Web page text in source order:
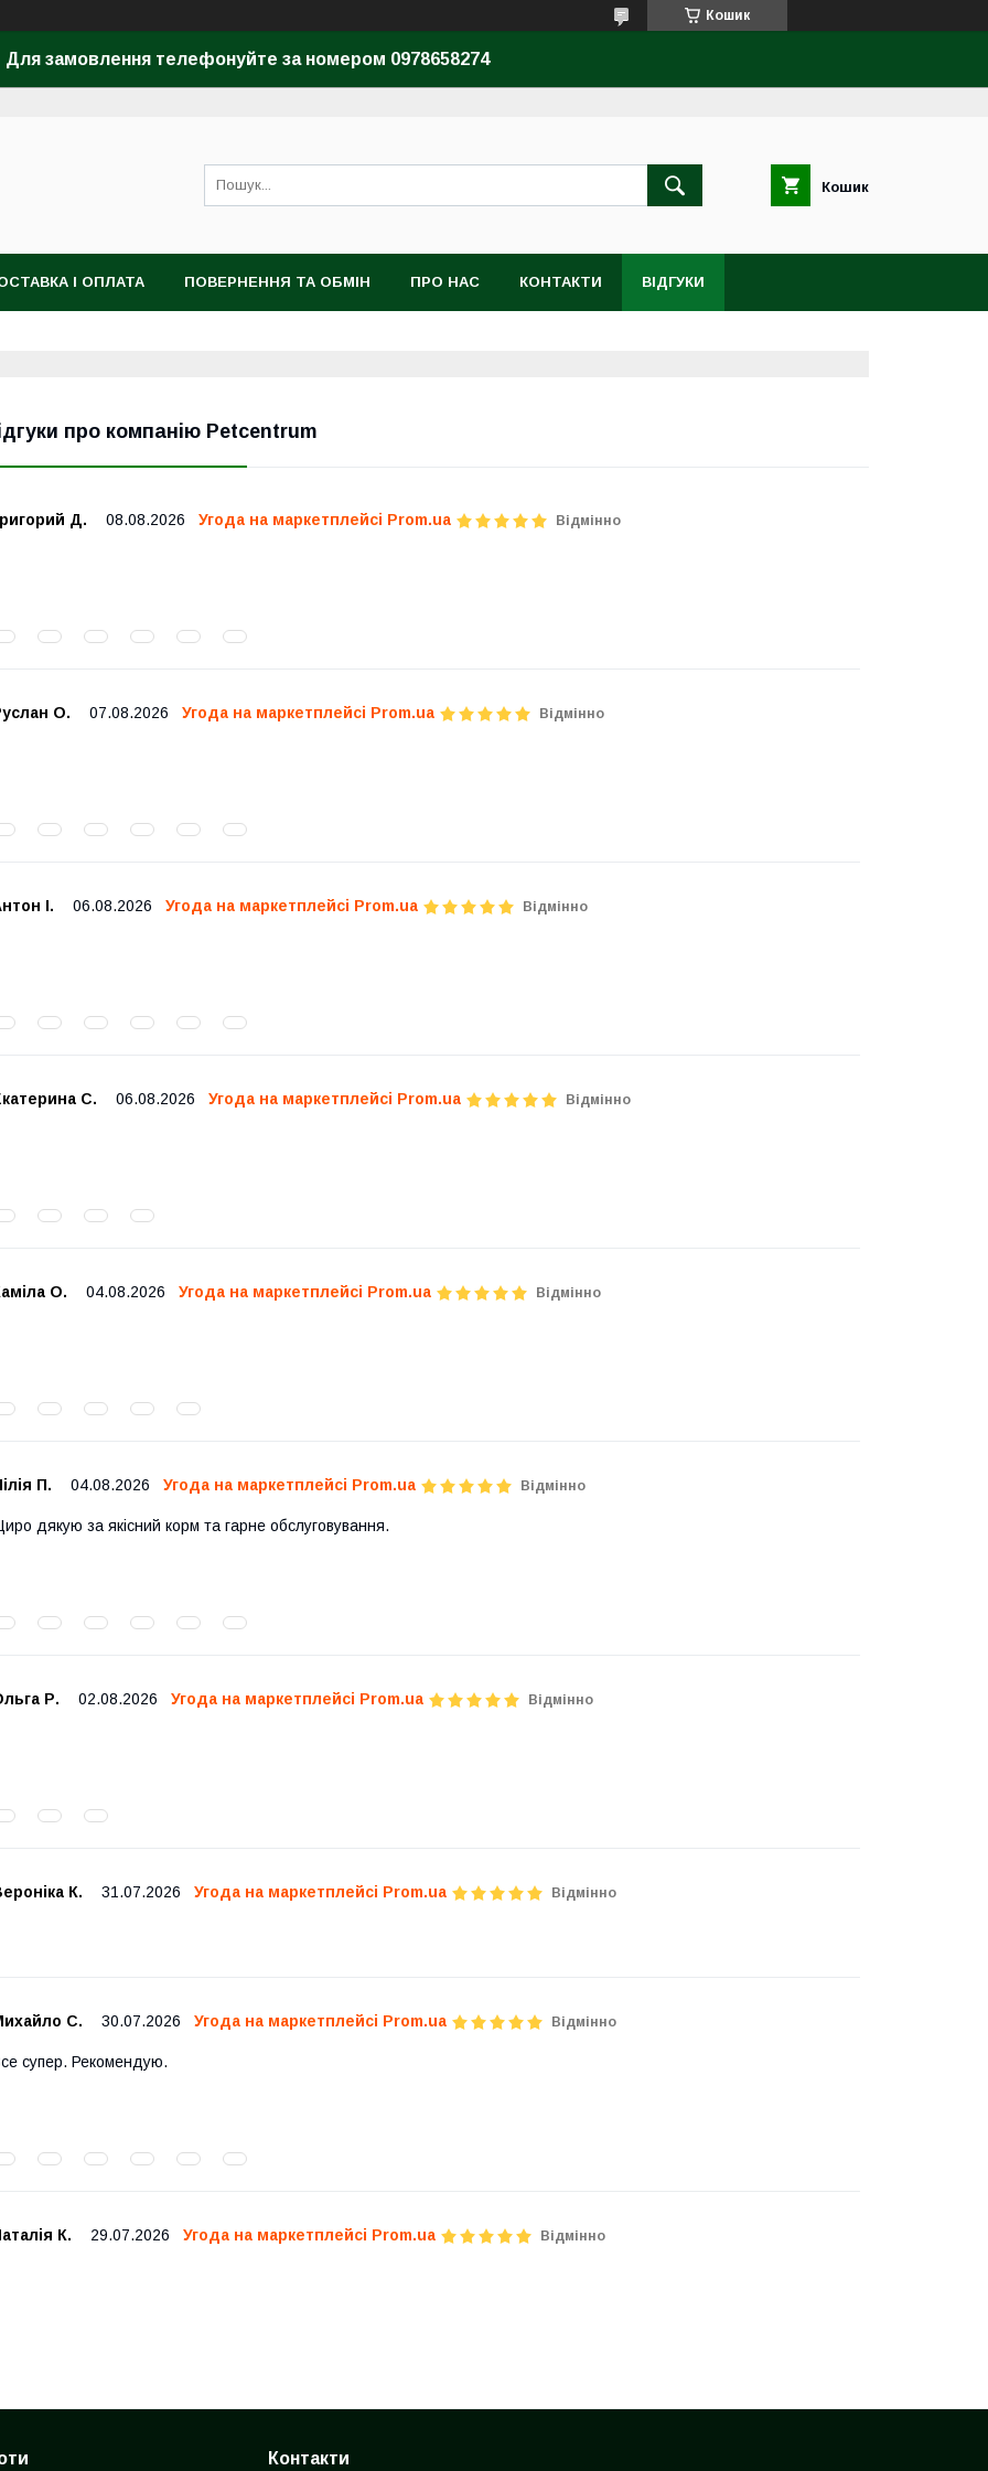
Кошик
Для замовлення телефонуйте за номером 0978658274
Кошик
І ОПЛАТА ПОВЕРНЕННЯ ТА ОБМІН ПРО НАС КОНТАКТИ ВІДГУКИ
про компанію Petcentrum
Д. 08.08.2026 Угода на маркетплейсі Prom.ua Відмінно
О. 07.08.2026 Угода на маркетплейсі Prom.ua Відмінно
І. 06.08.2026 Угода на маркетплейсі Prom.ua Відмінно
С. 06.08.2026 Угода на маркетплейсі Prom.ua Відмінно
О. 04.08.2026 Угода на маркетплейсі Prom.ua Відмінно
П. 04.08.2026 Угода на маркетплейсі Prom.ua Відмінно
дякую за якісний корм та гарне обслуговування.
Р. 02.08.2026 Угода на маркетплейсі Prom.ua Відмінно
К. 31.07.2026 Угода на маркетплейсі Prom.ua Відмінно
С. 30.07.2026 Угода на маркетплейсі Prom.ua Відмінно
супер. Рекомендую.
К. 29.07.2026 Угода на маркетплейсі Prom.ua Відмінно
Контакти